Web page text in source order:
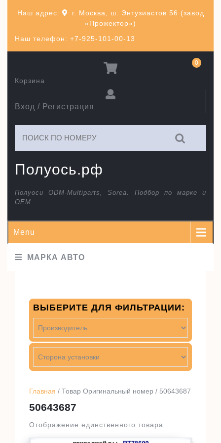
Наш телефон: +7-925-101-00-13
Наш адрес:
г. Москва, ш. Энтузиастов 56 (завод
«Прожектор»)
Полуось.рф
Полуоси ODM-Multiparts, Sorea. Подбор по марке и
ОЕМ
Вход / Регистрация
Корзина
0
Menu
МАРКА АВТО
Главная / Товар Оригинальный номер / 50643687
50643687
Отображение единственного товара
ВЫБЕРИТЕ ДЛЯ ФИЛЬТРАЦИИ: